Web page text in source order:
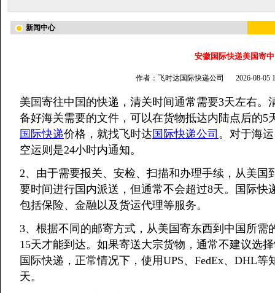
新闻中心
安徽国际快递美国寄
作者：飞时达国际快递公司 2026-08-05
美国寄往中国的快递，清关时间通常需要3天左右
备好海关需要的文件，可以在货物抵达内陆点后的
国际快递价格，就找飞时达 国际快递公司 。对于海
空运则是24小时内通知。
2、由于需要报关、安检、扫描和办理手续，从美
要时间进行国内派送，但通常不会超过8天。国际
包括保险、金融以及货运代理等服务。
3、根据不同的邮寄方式，从美国寄东西到中国所
15天才能到达。如果寄送大宗货物，通常不建议选
国际快递，正常情况下，使用UPS、FedEx、DHL
天。